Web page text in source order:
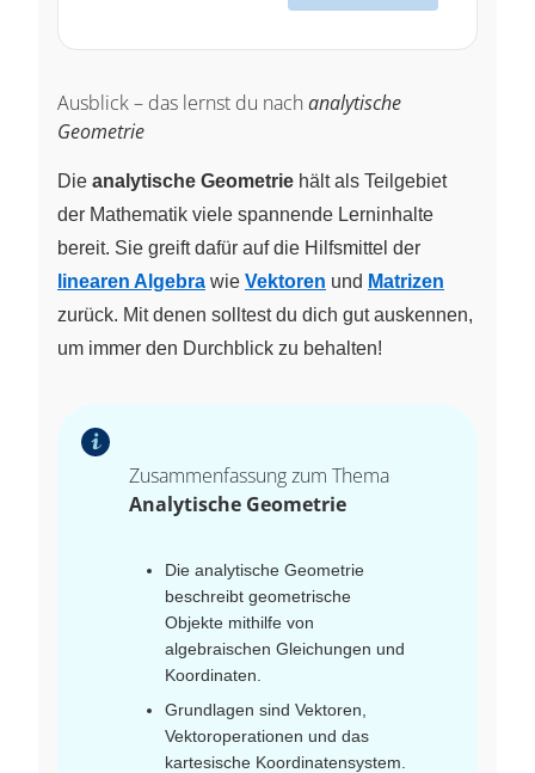
Ausblick – das lernst du nach analytische
Geometrie
Die analytische Geometrie hält als Teilgebiet
der Mathematik viele spannende Lerninhalte
bereit. Sie greift dafür auf die Hilfsmittel der
linearen Algebra wie Vektoren und Matrizen
zurück. Mit denen solltest du dich gut auskennen,
um immer den Durchblick zu behalten!
Zusammenfassung zum Thema
Analytische Geometrie
Die analytische Geometrie
beschreibt geometrische
Objekte mithilfe von
algebraischen Gleichungen und
Koordinaten.
Grundlagen sind Vektoren,
Vektoroperationen und das
kartesische Koordinatensystem.